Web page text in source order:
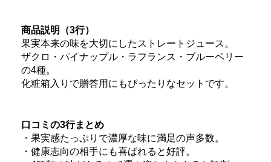
商品説明（3行）
果実本来の味を大切にしたストレートジュース。
ザクロ・パイナップル・ラフランス・ブルーベリー
の4種。
化粧箱入りで贈答用にもぴったりなセットです。
口コミの3行まとめ
・果実感たっぷりで濃厚な味に満足の声多数。
・健康志向の相手にも喜ばれると好評。